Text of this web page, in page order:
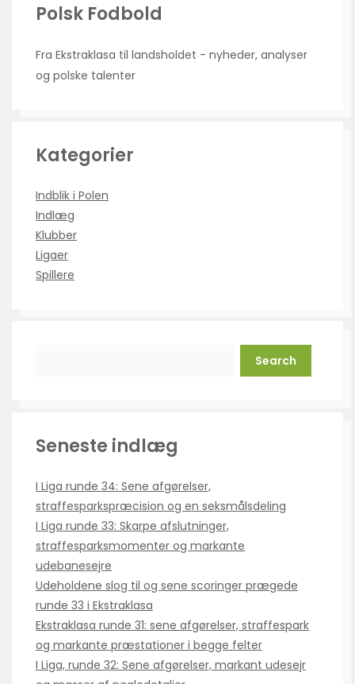
Polsk Fodbold
Fra Ekstraklasa til landsholdet - nyheder, analyser
og polske talenter
Kategorier
Indblik i Polen
Indlæg
Klubber
Ligaer
Spillere
Seneste indlæg
I Liga runde 34: Sene afgørelser,
straffesparkspræcision og en seksmålsdeling
I Liga runde 33: Skarpe afslutninger,
straffesparksmomenter og markante
udebanesejre
Udeholdene slog til og sene scoringer prægede
runde 33 i Ekstraklasa
Ekstraklasa runde 31: sene afgørelser, straffespark
og markante præstationer i begge felter
I Liga, runde 32: Sene afgørelser, markant udesejr